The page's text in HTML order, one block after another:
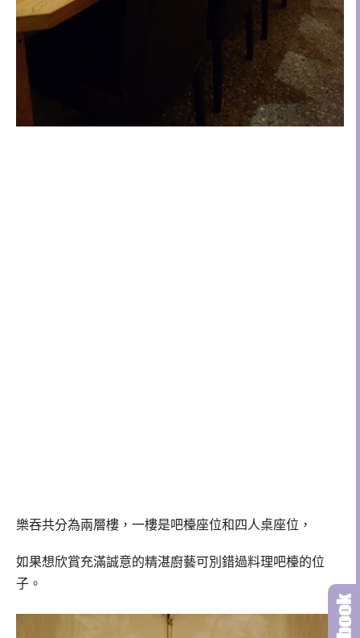
樂吞共分為兩層樓，一樓是吧檯座位和四人桌座位，
如果想欣賞充滿誠意的精湛廚藝可別錯過料理吧檯的位
子。